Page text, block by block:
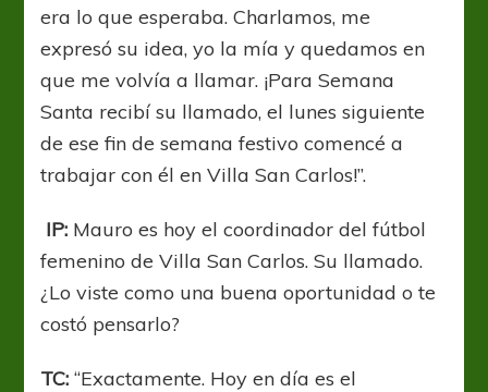
era lo que esperaba. Charlamos, me
expresó su idea, yo la mía y quedamos en
que me volvía a llamar. ¡Para Semana
Santa recibí su llamado, el lunes siguiente
de ese fin de semana festivo comencé a
trabajar con él en Villa San Carlos!”.
IP: Mauro es hoy el coordinador del fútbol
femenino de Villa San Carlos. Su llamado.
¿Lo viste como una buena oportunidad o te
costó pensarlo?
TC:“Exactamente. Hoy en día es el